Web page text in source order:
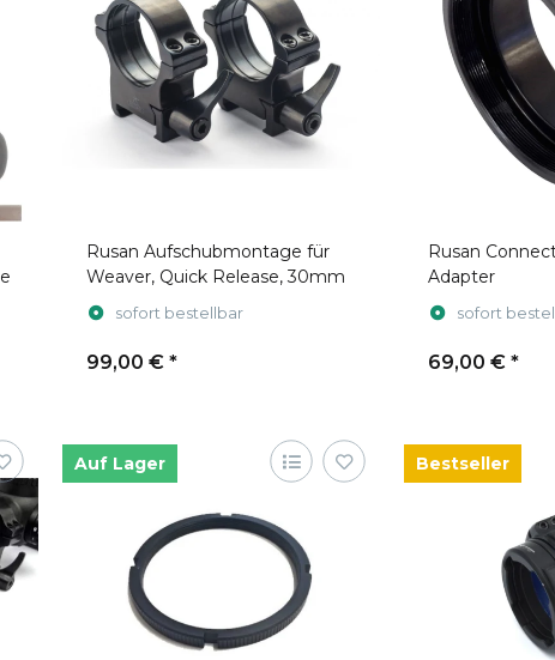
Rusan Aufschubmontage für
Weaver, Quick Release, 30mm
sofort bestellbar
99,00 € *
Rusan
Adapter
sofort
69,00 € *
Auf Lager Bestseller